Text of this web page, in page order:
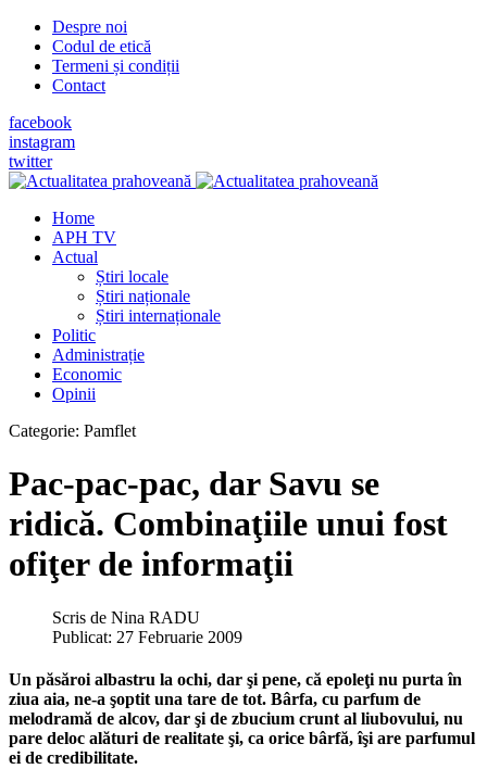
Despre noi
Codul de etică
Termeni și condiții
Contact
facebook
instagram
twitter
Home
APH TV
Actual
Știri locale
Știri naționale
Știri internaționale
Politic
Administrație
Economic
Opinii
Categorie: Pamflet
Pac-pac-pac, dar Savu se
ridică. Combinaţiile unui fost
ofiţer de informaţii
Scris de Nina RADU
Publicat: 27 Februarie 2009
Un păsăroi albastru la ochi, dar şi pene, că epoleţi nu purta în
ziua aia, ne-a şoptit una tare de tot. Bârfa, cu parfum de
melodramă de alcov, dar şi de zbucium crunt al liubovului, nu
pare deloc alături de realitate şi, ca orice bârfă, îşi are parfumul
ei de credibilitate.